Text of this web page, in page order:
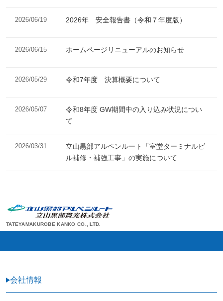
2026/06/19 2026年 安全報告書（令和７年度版）
2026/06/15 ホームページリニューアルのお知らせ
2026/05/29 令和7年度 決算概要について
2026/05/07
令和8年度 GW期間中の入り込み状況につい
て
2026/03/31
立山黒部アルペンルート「室堂ターミナルビ
ル補修・補強工事」の実施について
TATEYAMAKUROBE KANKO CO., LTD.
会社情報